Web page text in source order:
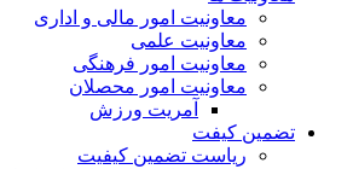
معاونیت امور مالی و اداری
معاونیت علمی
معاونیت امور فرهنگی
معاونیت امور محصلان
آمریت ورزش
تضمین کیفت
ریاست تضمین کیفیت